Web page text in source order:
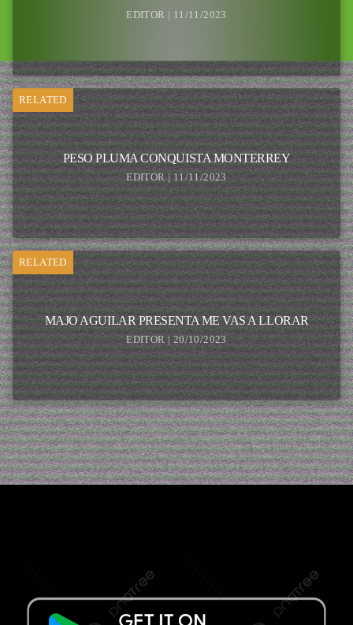
EDITOR | 11/11/2023
RELATED
PESO PLUMA CONQUISTA MONTERREY
EDITOR | 11/11/2023
RELATED
MAJO AGUILAR PRESENTA ME VAS A LLORAR
EDITOR | 20/10/2023